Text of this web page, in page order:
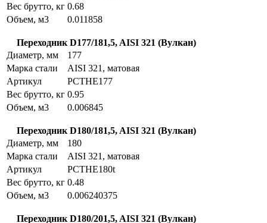
Вес брутто, кг 0.68
Объем, м3
0.011858
Переходник D177/181,5, AISI 321 (Вулкан)
Диаметр, мм
177
Марка стали
AISI 321, матовая
Артикул
PCTHE177
Вес брутто, кг 0.95
Объем, м3
0.006845
Переходник D180/181,5, AISI 321 (Вулкан)
Диаметр, мм
180
Марка стали
AISI 321, матовая
Артикул
PCTHE180t
Вес брутто, кг 0.48
Объем, м3
0.006240375
Переходник D180/201,5, AISI 321 (Вулкан)